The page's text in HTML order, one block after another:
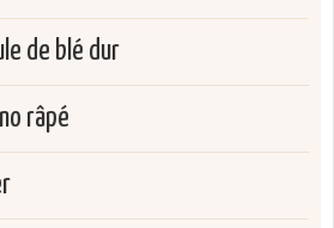
de blé dur
râpé